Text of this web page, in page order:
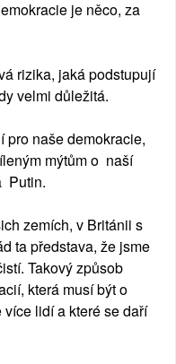
je něco, za
rizika, jaká podstupují
velmi důležitá.
pro naše demokracie,
mýtům o naší
Putin.
zemích, v Británii s
ta představa, že jsme
Takový způsob
která musí být o
lidí a které se daří